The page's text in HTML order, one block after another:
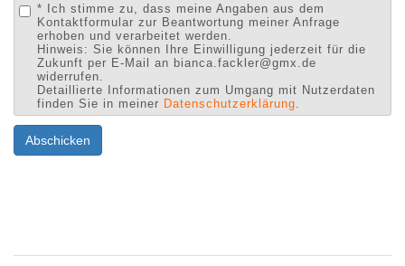
* Ich stimme zu, dass meine Angaben aus dem
Kontaktformular zur Beantwortung meiner Anfrage
erhoben und verarbeitet werden.
Hinweis: Sie können Ihre Einwilligung jederzeit für die
Zukunft per E-Mail an bianca.fackler@gmx.de
widerrufen.
Detaillierte Informationen zum Umgang mit Nutzerdaten
finden Sie in meiner Datenschutzerklärung
Abschicken